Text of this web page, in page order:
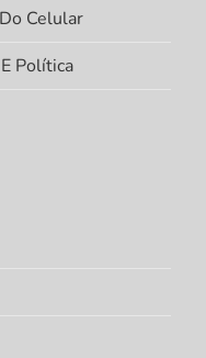
Celular
Política